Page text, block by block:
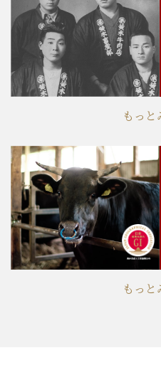
もっと
もっと